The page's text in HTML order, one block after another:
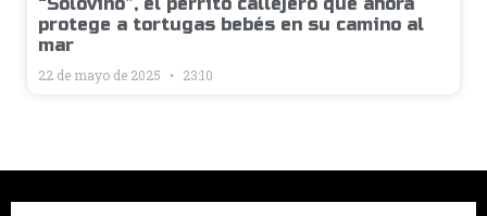
“Solovino”, el perrito callejero que ahora
protege a tortugas bebés en su camino al
mar
22 de mayo de 2025 23:10